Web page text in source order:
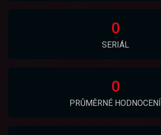
0
SERIÁL
0
PRŮMĚRNÉ HODNOCENÍ